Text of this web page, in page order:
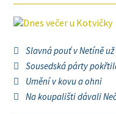
Slavná pouť v Netíně
Sousedská párty
Umění v kovu a ohni
Na koupališti dávali